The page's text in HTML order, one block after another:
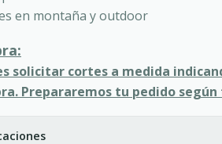
en montaña y outdoor
solicitar cortes a medida
Prepararemos tu pedido según